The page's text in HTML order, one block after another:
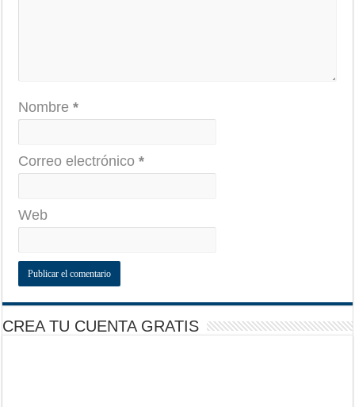
Nombre*
Correo electrónico*
Web
CREA TU CUENTA GRATIS